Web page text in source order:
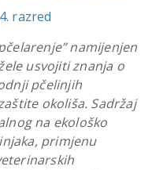
4. razred
namijenjen
usvojiti znanja o
pčelinjih
okoliša. Sadržaj
na ekološko
primjenu